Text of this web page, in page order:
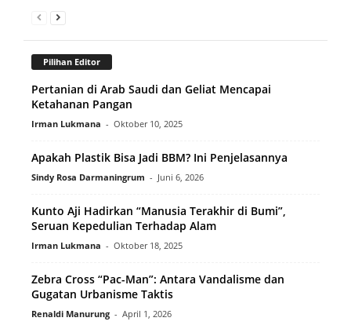
Pilihan Editor
Pertanian di Arab Saudi dan Geliat Mencapai
Ketahanan Pangan
Irman Lukmana - Oktober 10, 2025
Apakah Plastik Bisa Jadi BBM? Ini Penjelasannya
Sindy Rosa Darmaningrum - Juni 6, 2026
Kunto Aji Hadirkan “Manusia Terakhir di Bumi”,
Seruan Kepedulian Terhadap Alam
Irman Lukmana - Oktober 18, 2025
Zebra Cross “Pac-Man”: Antara Vandalisme dan
Gugatan Urbanisme Taktis
Renaldi Manurung - April 1, 2026